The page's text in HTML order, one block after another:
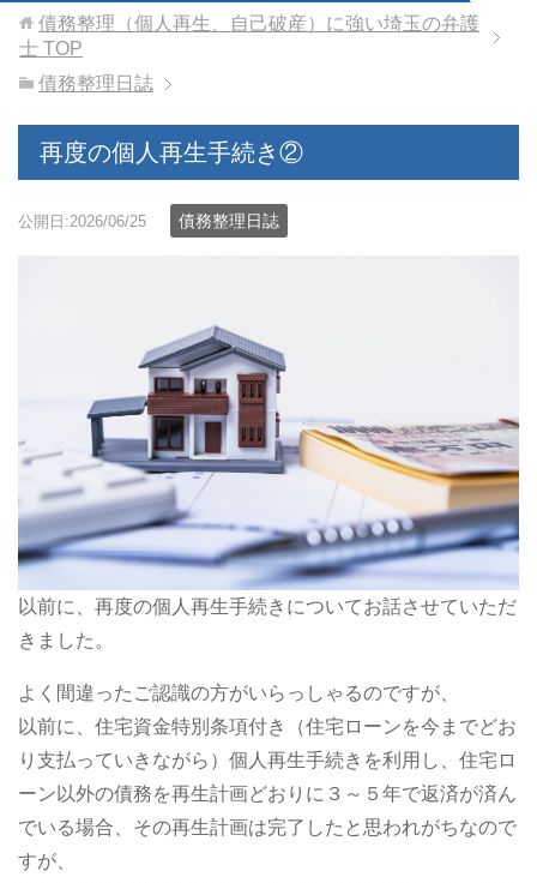
債務整理（個人再生、自己破産）に強い埼玉の弁護
士 TOP
債務整理日誌
再度の個人再生手続き②
公開日:2026/06/25 債務整理日誌
以前に、再度の個人再生手続きについてお話させていただ
きました。
よく間違ったご認識の方がいらっしゃるのですが、
以前に、住宅資金特別条項付き（住宅ローンを今までどお
り支払っていきながら）個人再生手続きを利用し、住宅ロ
ーン以外の債務を再生計画どおりに３～５年で返済が済ん
でいる場合、その再生計画は完了したと思われがちなので
すが、